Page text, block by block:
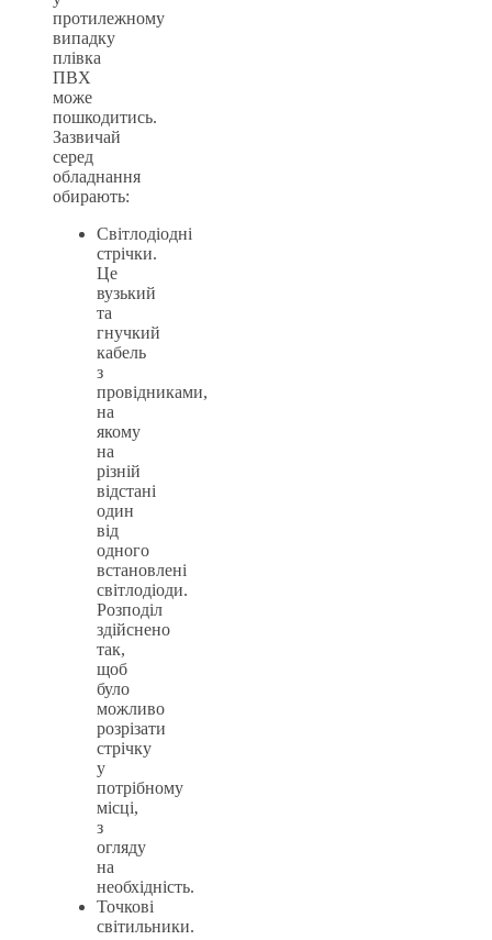
протилежному
випадку
плівка
ПВХ
може
пошкодитись.
Зазвичай
серед
обладнання
обирають:
Світлодіодні
стрічки.
Це
вузький
та
гнучкий
кабель
з
провідниками,
на
якому
на
різній
відстані
один
від
одного
встановлені
світлодіоди.
Розподіл
здійснено
так,
щоб
було
можливо
розрізати
стрічку
у
потрібному
місці,
з
огляду
на
необхідність.
Точкові
світильники.